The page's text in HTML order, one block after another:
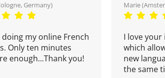
Germany)
doing my online French
Only ten minutes
enough...Thank you!
Marie
I love
which
new
the same